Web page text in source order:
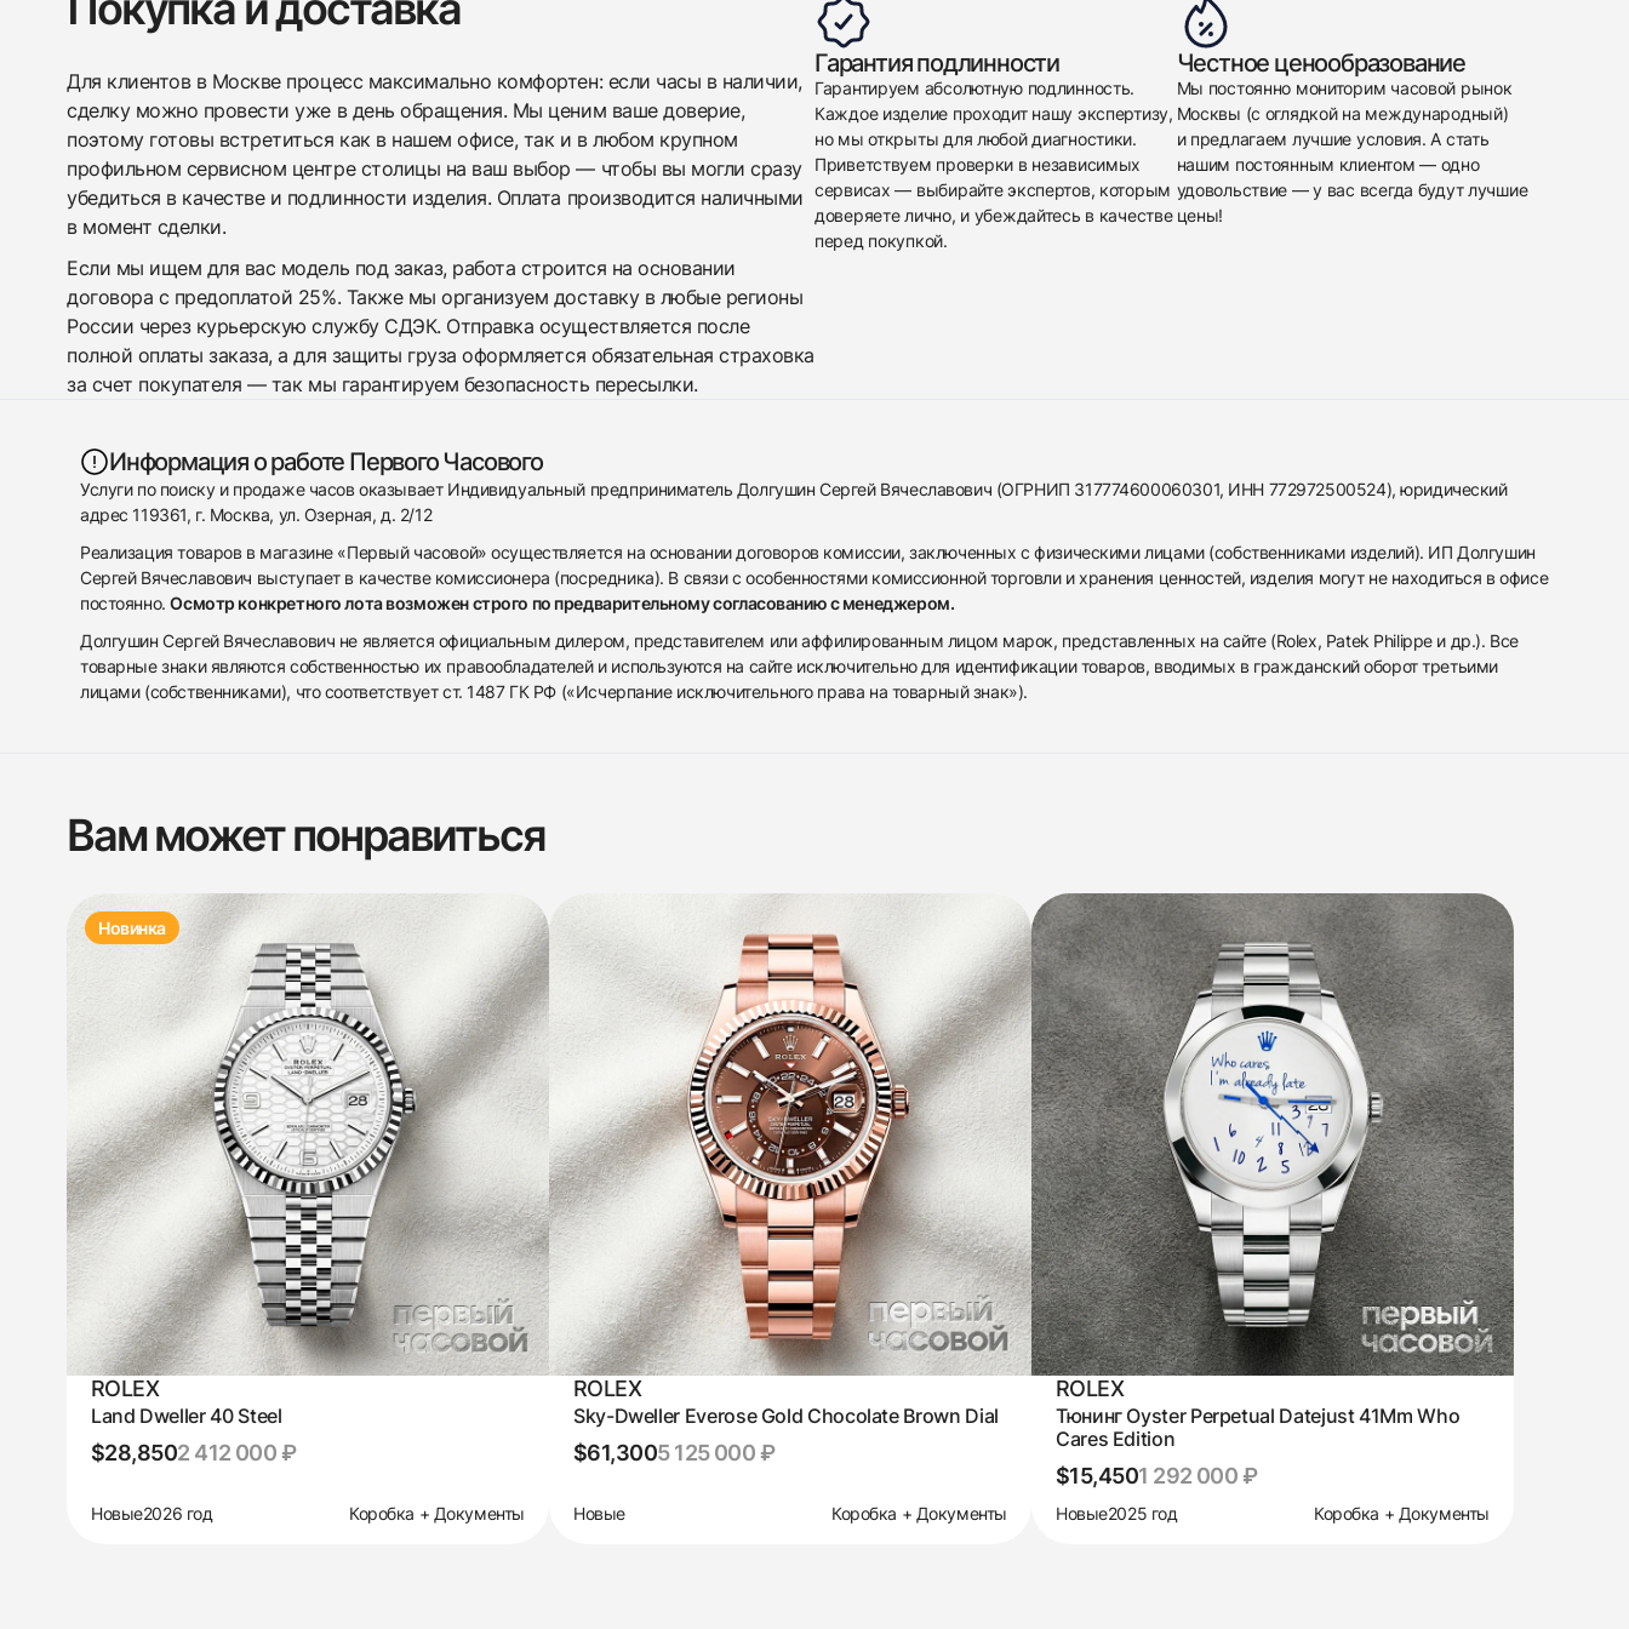
Для клиентов в Москве процесс максимально комфортен: если часы в наличии,
сделку можно провести уже в день обращения. Мы ценим ваше доверие,
поэтому готовы встретиться как в нашем офисе, так и в любом крупном
профильном сервисном центре столицы на ваш выбор — чтобы вы могли сразу
убедиться в качестве и подлинности изделия. Оплата производится наличными
в момент сделки.
Если мы ищем для вас модель под заказ, работа строится на основании
договора с предоплатой 25%. Также мы организуем доставку в любые регионы
России через курьерскую службу СДЭК. Отправка осуществляется после
полной оплаты заказа, а для защиты груза оформляется обязательная страховка
за счет покупателя — так мы гарантируем безопасность пересылки.
Гарантия подлинности
Гарантируем абсолютную подлинность.
Каждое изделие проходит нашу экспертизу,
но мы открыты для любой диагностики.
Приветствуем проверки в независимых
сервисах — выбирайте экспертов, которым
доверяете лично, и убеждайтесь в качестве
перед покупкой.
Честное ценообразование
Мы постоянно мониторим часовой рынок
Москвы (с оглядкой на международный)
и предлагаем лучшие условия. А стать
нашим постоянным клиентом — одно
удовольствие — у вас всегда будут лучшие
цены!
Информация о работе Первого Часового
Услуги по поиску и продаже часов оказывает Индивидуальный предприниматель Долгушин Сергей Вячеславович (ОГРНИП 317774600060301, ИНН 772972500524), юридический
адрес 119361, г. Москва, ул. Озерная, д. 2/12
Реализация товаров в магазине «Первый часовой» осуществляется на основании договоров комиссии, заключенных с физическими лицами (собственниками изделий). ИП Долгушин
Сергей Вячеславович выступает в качестве комиссионера (посредника). В связи с особенностями комиссионной торговли и хранения ценностей, изделия могут не находиться в офисе
постоянно.Осмотр конкретного лота возможен строго по предварительному согласованию с менеджером.
Долгушин Сергей Вячеславович не является официальным дилером, представителем или аффилированным лицом марок, представленных на сайте (Rolex, Patek Philippe и др.). Все
товарные знаки являются собственностью их правообладателей и используются на сайте исключительно для идентификации товаров, вводимых в гражданский оборот третьими
лицами (собственниками), что соответствует ст. 1487 ГК РФ («Исчерпание исключительного права на товарный знак»).
Вам может понравиться
Новинка
ROLEX
Land Dweller 40 Steel
$28,8502 412 000 ₽
Новые2026 год Коробка + Документы
ROLEX
Sky-Dweller Everose Gold Chocolate Brown Dial
$61,3005 125 000 ₽
Новые Коробка + Документы
ROLEX
Тюнинг Oyster Perpetual Datejust 41Mm Who
Cares Edition
$15,4501 292 000 ₽
Новые2025 год Коробка + Документы